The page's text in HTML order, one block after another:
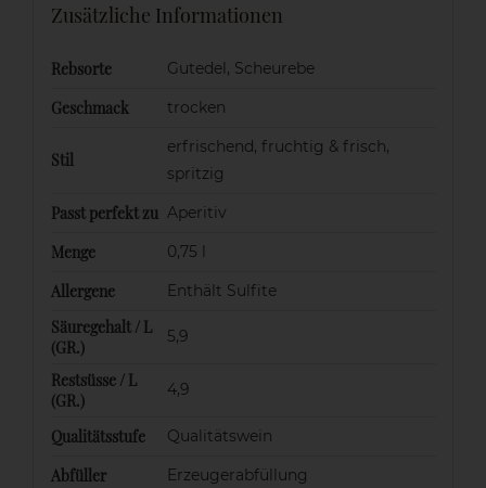
Zusätzliche Informationen
Rebsorte Gutedel, Scheurebe
Geschmack trocken
Stil
erfrischend, fruchtig & frisch,
spritzig
Passt perfekt zu Aperitiv
Menge 0,75 l
Allergene Enthält Sulfite
Säuregehalt / L
(GR.)
5,9
Restsüsse / L
(GR.)
4,9
Qualitätsstufe Qualitätswein
Abfüller Erzeugerabfüllung